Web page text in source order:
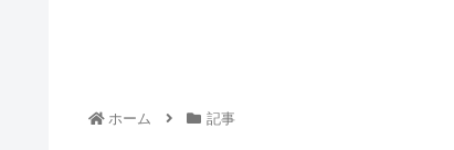
ホーム 記事